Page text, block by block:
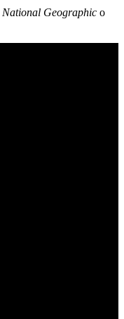
National Geographic o